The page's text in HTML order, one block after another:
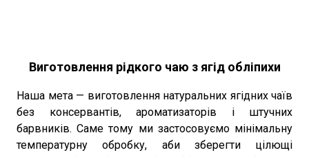
Виготовлення рідкого чаю з ягід обліпихи
Наша мета — виготовлення натуральних ягідних чаїв
без консервантів, ароматизаторів і штучних
барвників. Саме тому ми застосовуємо мінімальну
температурну обробку, аби зберегти цілющі